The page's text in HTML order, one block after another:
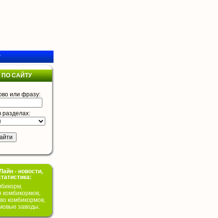
САЙТУ
или фразу:
разделах:
- новости,
комбикормов,
комбикормов,
заводы.